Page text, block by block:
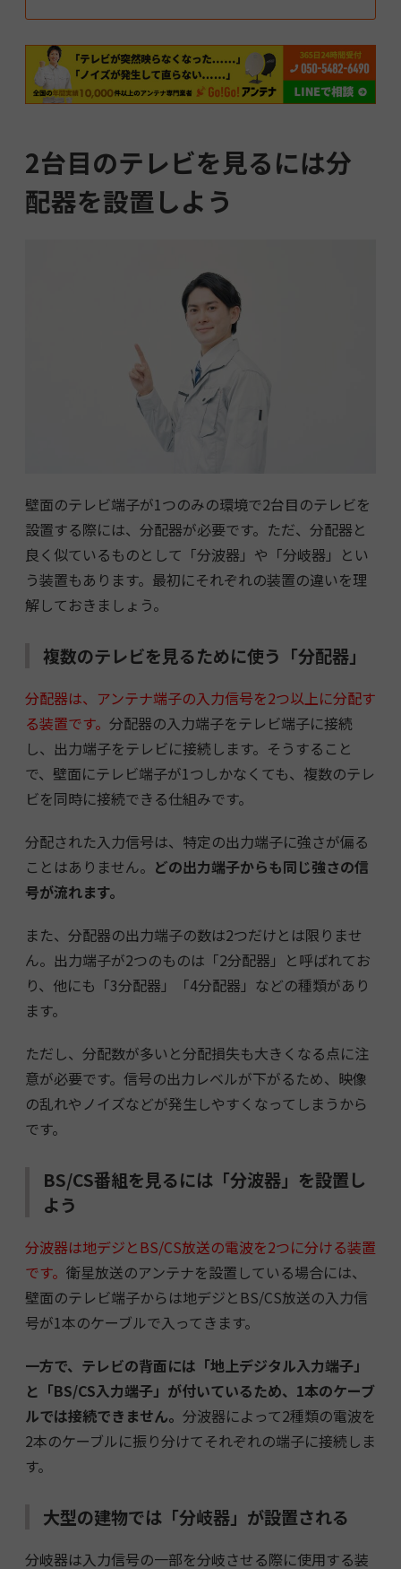
2台目のテレビを見るには分
配器を設置しよう
壁面のテレビ端子が1つのみの環境で2台目のテレビを
設置する際には、分配器が必要です。ただ、分配器と
良く似ているものとして「分波器」や「分岐器」とい
う装置もあります。最初にそれぞれの装置の違いを理
解しておきましょう。
複数のテレビを見るために使う「分配器」
分配器は、アンテナ端子の入力信号を2つ以上に分配す
る装置です。 分配器の入力端子をテレビ端子に接続
し、出力端子をテレビに接続します。そうすること
で、壁面にテレビ端子が1つしかなくても、複数のテレ
ビを同時に接続できる仕組みです。
分配された入力信号は、特定の出力端子に強さが偏る
ことはありません。 どの出力端子からも同じ強さの信
号が流れます。
また、分配器の出力端子の数は2つだけとは限りませ
ん。出力端子が2つのものは「2分配器」と呼ばれてお
り、他にも「3分配器」「4分配器」などの種類があり
ます。
ただし、分配数が多いと分配損失も大きくなる点に注
意が必要です。信号の出力レベルが下がるため、映像
の乱れやノイズなどが発生しやすくなってしまうから
です。
BS/CS番組を見るには「分波器」を設置し
よう
分波器は地デジとBS/CS放送の電波を2つに分ける装置
です。 衛星放送のアンテナを設置している場合には、
壁面のテレビ端子からは地デジとBS/CS放送の入力信
号が1本のケーブルで入ってきます。
一方で、テレビの背面には「地上デジタル入力端子」
と「BS/CS入力端子」が付いているため、1本のケーブ
ルでは接続できません。 分波器によって2種類の電波を
2本のケーブルに振り分けてそれぞれの端子に接続しま
す。
大型の建物では「分岐器」が設置される
分岐器は入力信号の一部を分岐させる際に使用する装